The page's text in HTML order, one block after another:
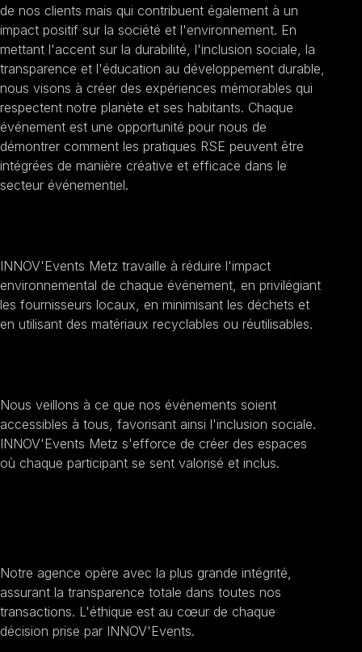
de nos clients mais qui contribuent également à un
impact positif sur la société et l'environnement. En
mettant l'accent sur la durabilité, l'inclusion sociale, la
transparence et l'éducation au développement durable,
nous visons à créer des expériences mémorables qui
respectent notre planète et ses habitants. Chaque
événement est une opportunité pour nous de
démontrer comment les pratiques RSE peuvent être
intégrées de manière créative et efficace dans le
secteur événementiel.
INNOV'Events Metz travaille à réduire l'impact
environnemental de chaque événement, en privilégiant
les fournisseurs locaux, en minimisant les déchets et
en utilisant des matériaux recyclables ou réutilisables.
Nous veillons à ce que nos événements soient
accessibles à tous, favorisant ainsi l'inclusion sociale.
INNOV'Events Metz s'efforce de créer des espaces
où chaque participant se sent valorisé et inclus.
Notre agence opère avec la plus grande intégrité,
assurant la transparence totale dans toutes nos
transactions. L'éthique est au cœur de chaque
décision prise par INNOV'Events.